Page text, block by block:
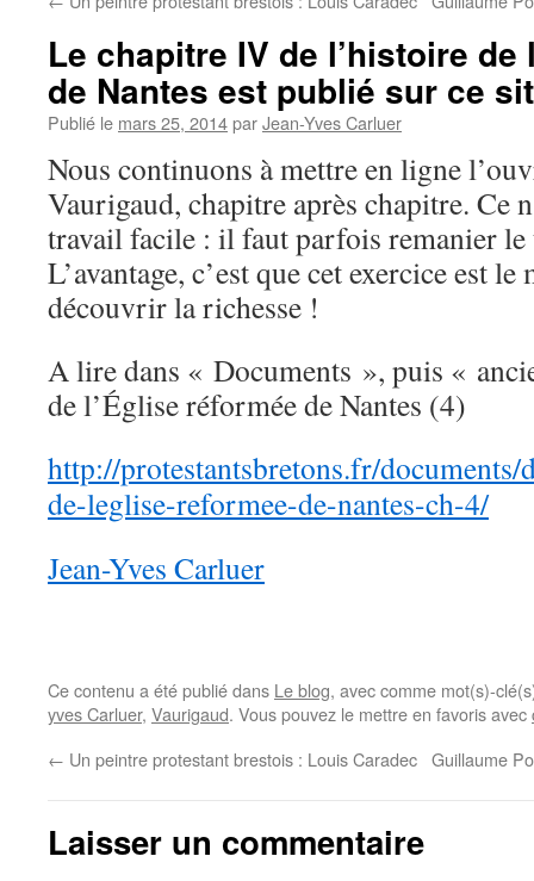
Le chapitre IV de l’histoire de
de Nantes est publié sur ce
Publié le mars 25, 2014parJean-Yves Carluer
Nous continuons à mettre en ligne
Vaurigaud, chapitre après chapitre. Ce
travail facile : il faut parfois remanier
L’avantage, c’est que cet exercice est
découvrir la richesse !
A lire dans « Documents », puis «
de l’Église réformée de Nantes (4)
http://protestantsbretons.fr/
de-leglise-reformee-de-nantes-ch-4/
Jean-Yves Carluer
Ce contenu a été publié dans Le blog, avec comme mot(s)-
yves Carluer, Vaurigaud. Vous pouvez le mettre en favoris avec
← Un peintre protestant brestois : Louis Caradec Guillaume
Laisser un commentaire